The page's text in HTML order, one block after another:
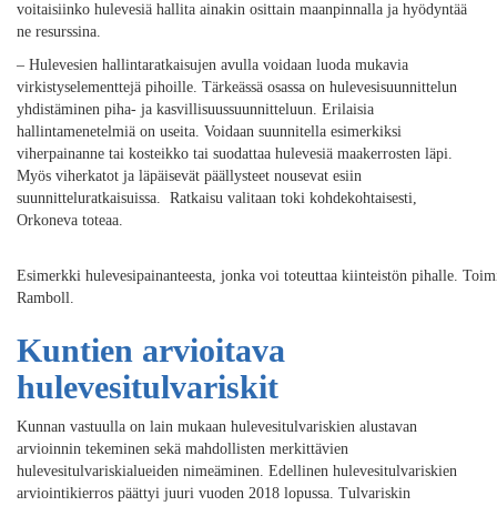
voitaisiinko hulevesiä hallita ainakin osittain maanpinnalla ja hyödyntää
ne resurssina.
– Hulevesien hallintaratkaisujen avulla voidaan luoda mukavia
virkistyselementtejä pihoille. Tärkeässä osassa on hulevesisuunnittelun
yhdistäminen piha- ja kasvillisuussuunnitteluun. Erilaisia
hallintamenetelmiä on useita. Voidaan suunnitella esimerkiksi
viherpainanne tai kosteikko tai suodattaa hulevesiä maakerrosten läpi.
Myös viherkatot ja läpäisevät päällysteet nousevat esiin
suunnitteluratkaisuissa. Ratkaisu valitaan toki kohdekohtaisesti,
Orkoneva toteaa.
Esimerkki hulevesipainanteesta, jonka voi toteuttaa kiinteistön pihalle.
Ramboll.
Kuntien arvioitava
hulevesitulvariskit
Kunnan vastuulla on lain mukaan hulevesitulvariskien alustavan
arvioinnin tekeminen sekä mahdollisten merkittävien
hulevesitulvariskialueiden nimeäminen. Edellinen hulevesitulvariskien
arviointikierros päättyi juuri vuoden 2018 lopussa. Tulvariskin